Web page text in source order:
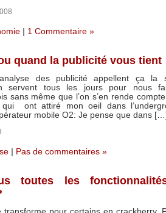
1 Commentaire »
quand la publicité vous tient
des publicité appellent ça la
servent tous les jours pour nous
sans même que l’on s’en rende
ont attiré mon oeil dans
mobile O2: Je pense que dans
Pas de commentaires »
toutes les